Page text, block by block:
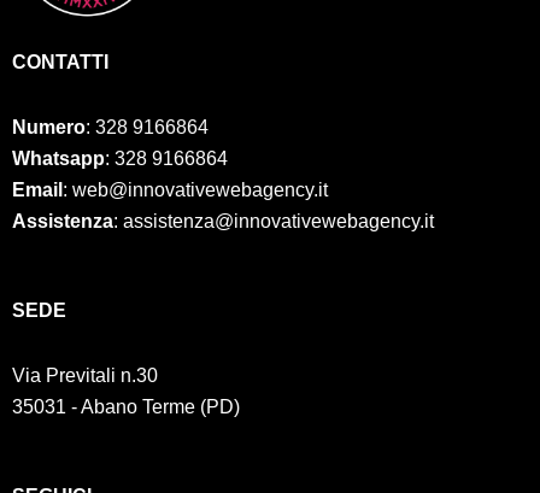
CONTATTI
Numero: 328 9166864
Whatsapp: 328 9166864
Email : web@innovativewebagency.it
Assistenza: assistenza@innovativewebagency.it
SED E
Via Previtali n.30
35031 - Abano Terme (PD)